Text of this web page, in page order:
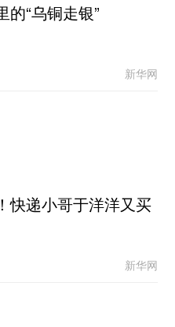
“乌铜走银”
新华网
快递小哥于洋洋又买
新华网